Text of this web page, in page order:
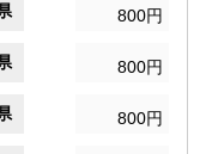
800円
800円
800円